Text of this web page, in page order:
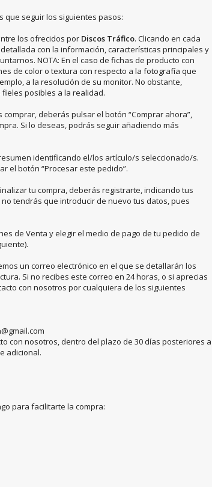
que seguir los siguientes pasos:
los ofrecidos por Discos Tráfico. Clicando en cada
con la información, características principales y
NOTA: En el caso de fichas de producto con
de color o textura con respecto a la fotografía que
a la resolución de su monitor. No obstante,
posibles a la realidad.
deberás pulsar el botón “Comprar ahora”,
Si lo deseas, podrás seguir añadiendo más
identificando el/los artículo/s seleccionado/s.
el botón “Procesar este pedido”.
tu compra, deberás registrarte, indicando tus
tendrás que introducir de nuevo tus datos, pues
de Venta y elegir el medio de pago de tu pedido de
un correo electrónico en el que se detallarán los
Si no recibes este correo en 24 horas, o si aprecias
con nosotros por cualquiera de los siguientes
con nosotros, dentro del plazo de 30 días posteriores a
adicional.
para facilitarte la compra: